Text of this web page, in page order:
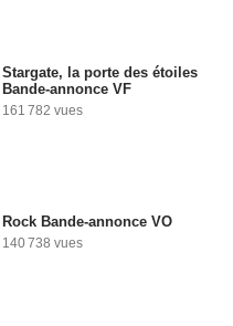
Stargate, la porte des étoiles
Bande-annonce VF
161 782 vues
Rock Bande-annonce VO
140 738 vues